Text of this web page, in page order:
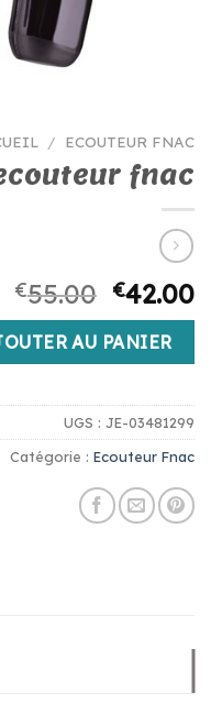
/ ECOUTEUR FNAC
fnac
€55.00 €42.00
fnac AU PANIER
UGS : JE-03481299
Catégorie : Ecouteur Fnac